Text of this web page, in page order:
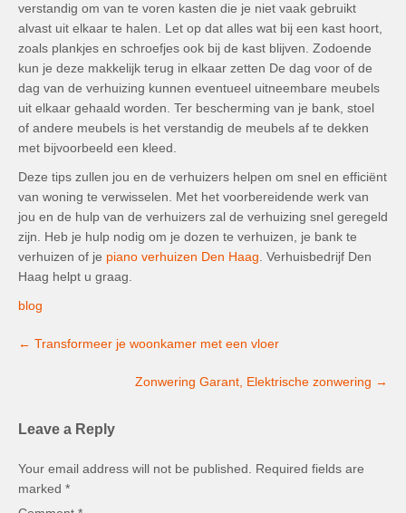
verstandig om van te voren kasten die je niet vaak gebruikt
alvast uit elkaar te halen. Let op dat alles wat bij een kast hoort,
zoals plankjes en schroefjes ook bij de kast blijven. Zodoende
kun je deze makkelijk terug in elkaar zetten De dag voor of de
dag van de verhuizing kunnen eventueel uitneembare meubels
uit elkaar gehaald worden. Ter bescherming van je bank, stoel
of andere meubels is het verstandig de meubels af te dekken
met bijvoorbeeld een kleed.
Deze tips zullen jou en de verhuizers helpen om snel en efficiënt
van woning te verwisselen. Met het voorbereidende werk van
jou en de hulp van de verhuizers zal de verhuizing snel geregeld
zijn. Heb je hulp nodig om je dozen te verhuizen, je bank te
verhuizen of je piano verhuizen Den Haag. Verhuisbedrijf Den
Haag helpt u graag.
blog
navigation
← Transformeer je woonkamer met een vloer
Zonwering Garant, Elektrische zonwering →
Leave a Reply
Your email address will not be published. Required fields are
marked *